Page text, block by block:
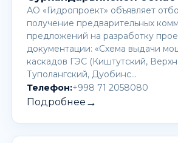
АО «Гидропроект» объявляет
получение предварительных
предложений на разработку
документации: «Схема выдачи
каскадов ГЭС (Киштутский,
Туполангский, Дуобинс…
Телефон:+998 71 2058080
Подробнее →